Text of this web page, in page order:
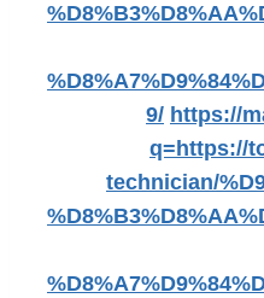
9/ https://
q=https://
technician/